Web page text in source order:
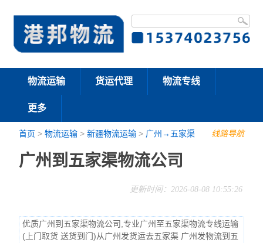
物流运输 货运代理 物流专线
更多
线路导航
首页 >物流运输 >新疆物流运输 > 广州→五家渠
广州到五家渠物流公司
更新时间：2026-08-08 10:55:26
优质广州到五家渠物流公司,专业广州至五家渠物流专线运输
(上门取货 送货到门)从广州发货运去五家渠 广州发物流到五